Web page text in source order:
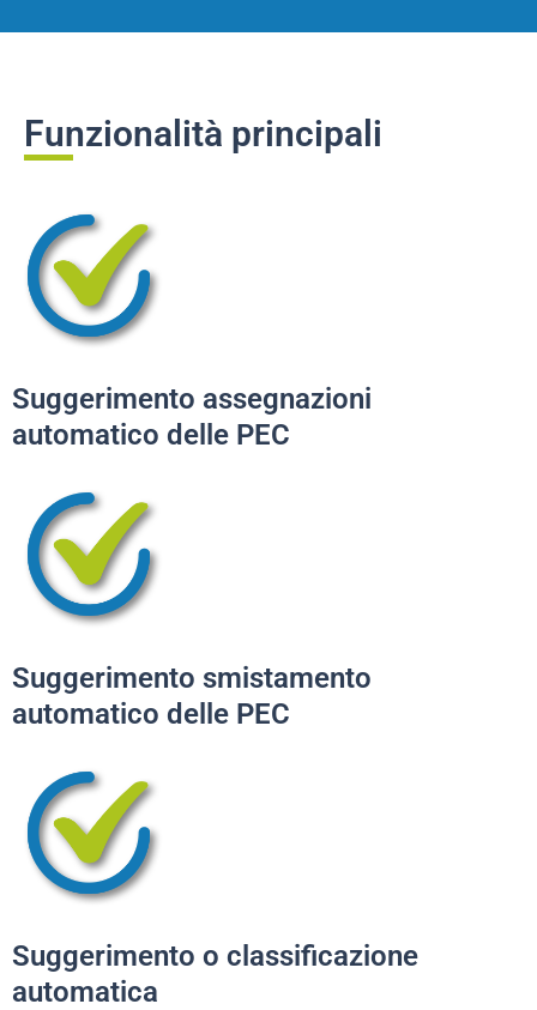
Funzionalità principali
Suggerimento assegnazioni
automatico delle PEC
Suggerimento smistamento
automatico delle PEC
Suggerimento o classificazione
automatica